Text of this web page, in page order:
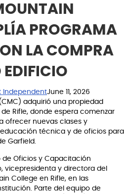
PROGRAMA
LA COMPRA
EDIFICIO
IndependentJune 11, 2026
adquirió una propiedad
Rifle, donde espera comenzar
ofrecer nuevas clases y
técnica y de oficios para
Garfield.
Oficios y Capacitación
vicepresidenta y directora del
College en Rifle, en las
Parte del equipo de